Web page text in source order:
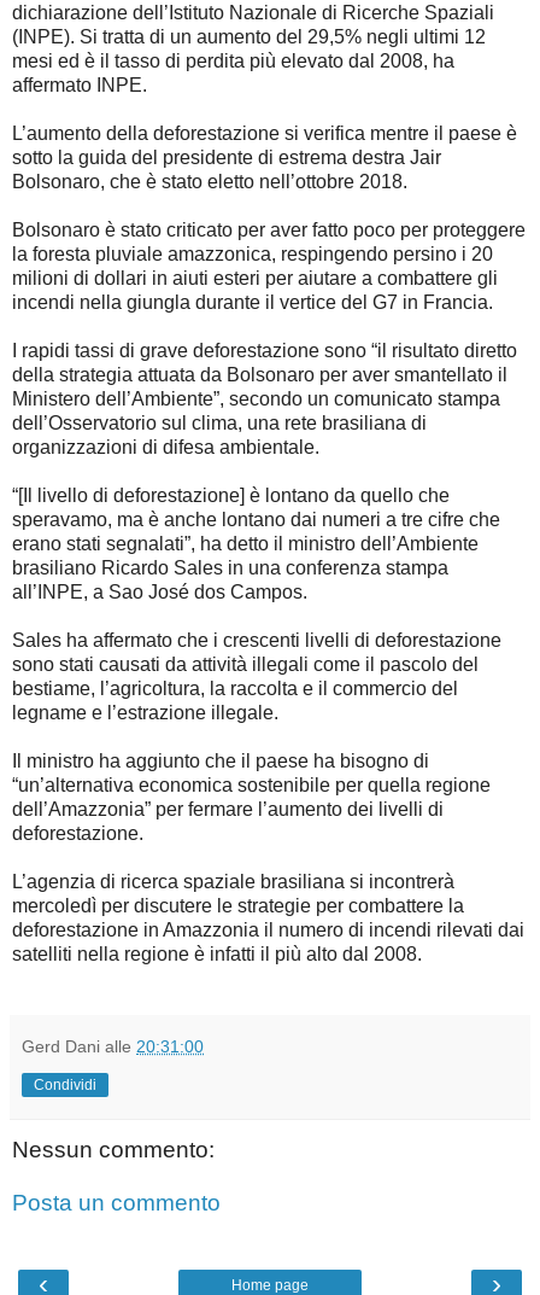
dichiarazione dell’Istituto Nazionale di Ricerche Spaziali
(INPE). Si tratta di un aumento del 29,5% negli ultimi 12
mesi ed è il tasso di perdita più elevato dal 2008, ha
affermato INPE.
L’aumento della deforestazione si verifica mentre il paese è
sotto la guida del presidente di estrema destra Jair
Bolsonaro, che è stato eletto nell’ottobre 2018.
Bolsonaro è stato criticato per aver fatto poco per proteggere
la foresta pluviale amazzonica, respingendo persino i 20
milioni di dollari in aiuti esteri per aiutare a combattere gli
incendi nella giungla durante il vertice del G7 in Francia.
I rapidi tassi di grave deforestazione sono “il risultato diretto
della strategia attuata da Bolsonaro per aver smantellato il
Ministero dell’Ambiente”, secondo un comunicato stampa
dell’Osservatorio sul clima, una rete brasiliana di
organizzazioni di difesa ambientale.
“[Il livello di deforestazione] è lontano da quello che
speravamo, ma è anche lontano dai numeri a tre cifre che
erano stati segnalati”, ha detto il ministro dell’Ambiente
brasiliano Ricardo Sales in una conferenza stampa
all’INPE, a Sao José dos Campos.
Sales ha affermato che i crescenti livelli di deforestazione
sono stati causati da attività illegali come il pascolo del
bestiame, l’agricoltura, la raccolta e il commercio del
legname e l’estrazione illegale.
Il ministro ha aggiunto che il paese ha bisogno di
“un’alternativa economica sostenibile per quella regione
dell’Amazzonia” per fermare l’aumento dei livelli di
deforestazione.
L’agenzia di ricerca spaziale brasiliana si incontrerà
mercoledì per discutere le strategie per combattere la
deforestazione in Amazzonia il numero di incendi rilevati dai
satelliti nella regione è infatti il più alto dal 2008.
Gerd Dani alle 20:31:00
Condividi
Nessun commento:
Posta un commento
‹ ›
Home page